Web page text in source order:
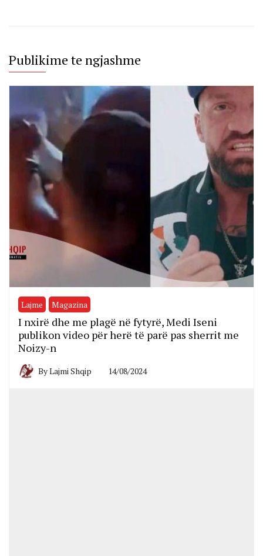
Publikime te ngjashme
Lajme Magazina
I nxirë dhe me plagë në fytyrë, Medi Iseni
publikon video për herë të parë pas sherrit me
Noizy-n
ByLajmi Shqip 14/08/2024